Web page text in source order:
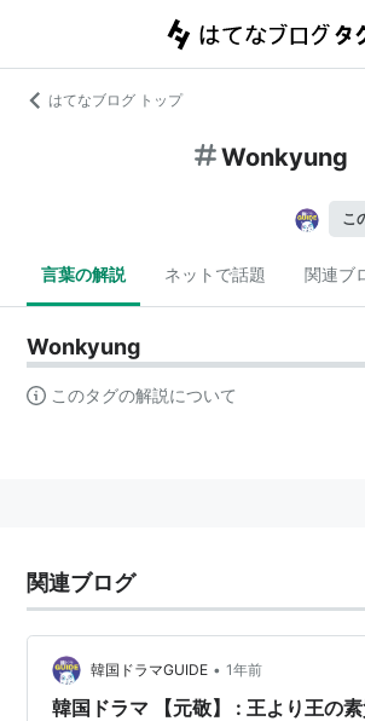
はてなブログ トップ
Wonkyung
こ
言葉の解説 ネットで話題 関連ブ
Wonkyung
このタグの解説について
関連ブログ
韓国ドラマGUIDE • 1年前
韓国ドラマ 【元敬】 : 王より王の